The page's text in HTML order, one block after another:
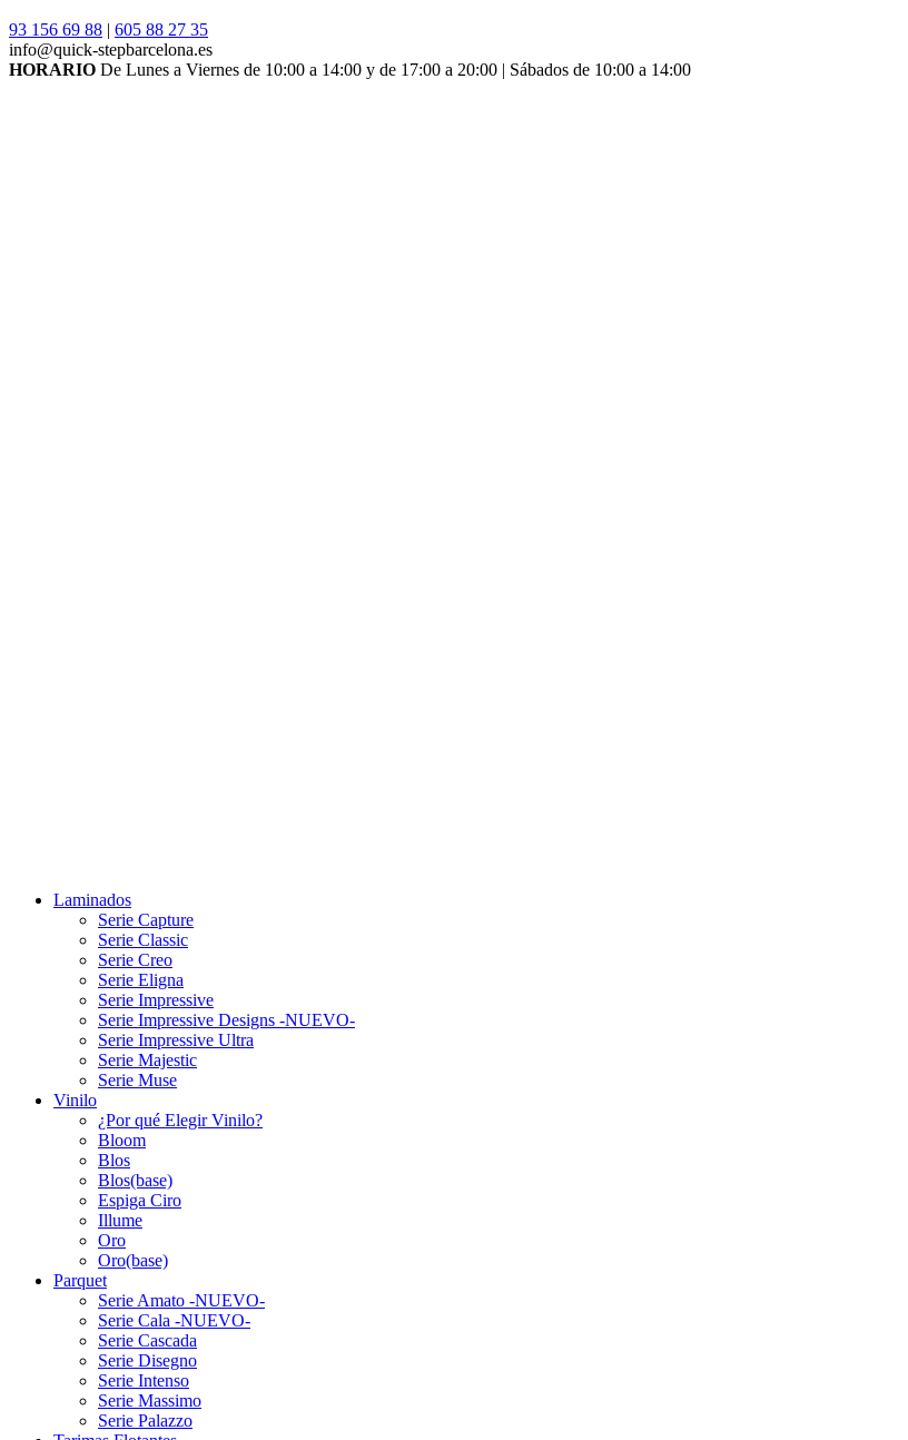
93 156 69 88 | 605 88 27 35
info@quick-stepbarcelona.es
HORARIO De Lunes a Viernes de 10:00 a 14:00 y de 17:00 a 20:00 | Sábados de 10:00 a 14:00
Laminados
Serie Capture
Serie Classic
Serie Creo
Serie Eligna
Serie Impressive
Serie Impressive Designs -NUEVO-
Serie Impressive Ultra
Serie Majestic
Serie Muse
Vinilo
¿Por qué Elegir Vinilo?
Bloom
Blos
Blos(base)
Espiga Ciro
Illume
Oro
Oro(base)
Parquet
Serie Amato -NUEVO-
Serie Cala -NUEVO-
Serie Cascada
Serie Disegno
Serie Intenso
Serie Massimo
Serie Palazzo